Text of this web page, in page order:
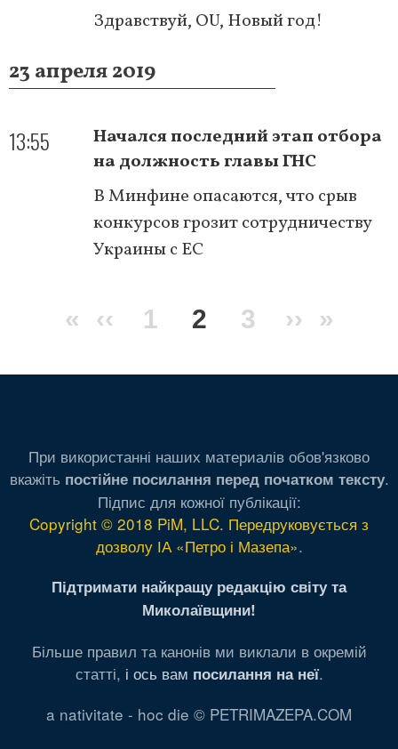
Здравствуй, OU, Новый год!
23 апреля 2019
13:55
Начался последний этап отбора
на должность главы ГНС
В Минфине опасаются, что срыв
конкурсов грозит сотрудничеству
Украины с ЕС
страницПервая
«
Предыдущая
‹‹ Page
1
Текущая
2 Page
3 ›› »
При використанні наших материалів обов'язково
вкажіть постійне посилання перед початком тексту.
Підпис для кожної публікації:
Copyright © 2018 PiM, LLC. Передруковується з
дозволу ІА «Петро і Мазепа».
Підтримати найкращу редакцію світу та
Миколаївщини!
Більше правил та канонів ми виклали в окремій
статті, і ось вам посилання на неї.
a nativitate - hoc die © PETRIMAZEPA.COM